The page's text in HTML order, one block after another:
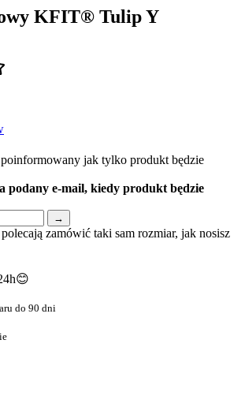
KFIT® Tulip Y
jak tylko produkt będzie
podany e-mail, kiedy produkt będzie
→
zamówić taki sam rozmiar, jak nosisz
do 90 dni